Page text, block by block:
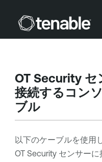
メインコ
OT Security セ
接続するコン
ブル
以下のケーブルを使用
OT Security センサーに